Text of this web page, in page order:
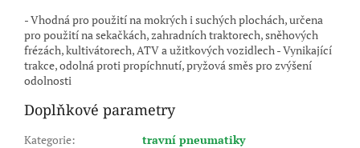
- Vhodná pro použití na mokrých i suchých plochách, určena
pro použití na sekačkách, zahradních traktorech, sněhových
frézách, kultivátorech, ATV a užitkových vozidlech - Vynikající
trakce, odolná proti propíchnutí, pryžová směs pro zvýšení
odolnosti
Doplňkové parametry
Kategorie:
travní pneumatiky